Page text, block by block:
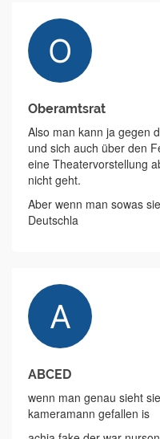
Oberamtsrat
Also man kann ja gegen
und sich auch über den
eine Theatervorstellung
nicht geht.
Aber wenn man sowas
Deutschla
ABCED
wenn man genau sieht
kameramann gefallen is